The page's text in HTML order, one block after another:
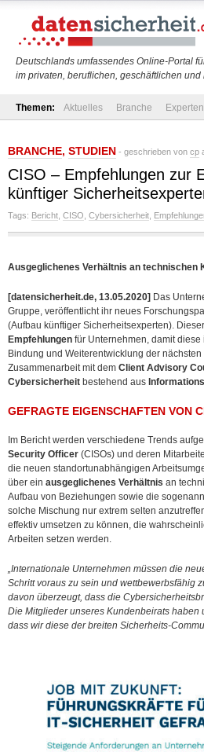
Deutschlands umfassendes Online-Portal
im privaten, beruflichen, geschäftlichen
Themen: Aktuelles Branche Experten
BRANCHE, STUDIEN - geschrieben von cp
CISO – Empfehlungen zur
künftiger
Tags: Bericht CISO Cybersicherheit
Ausgeglichenes Verhältnis an technischen
[datensicherheit.de, 13.05.2020] Das
Gruppe, veröffentlicht ihr neues
(Aufbau künftiger Sicherheitsexperten).
Empfehlungen für Unternehmen, damit
Bindung und Weiterentwicklung der
Zusammenarbeit mit dem Client Advisory
Cybersicherheit bestehend aus
GEFRAGTE EIGENSCHAFTEN VON
Im Bericht werden verschiedene Trends
Security Officer (CISOs) und deren
die neuen standortunabhängigen
über ein ausgeglichenes Verhältnis an
Aufbau von Beziehungen sowie die
solche Mischung nur extrem selten
effektiv umsetzen zu können, die
Arbeiten setzen werden.
„Internationale Unternehmen müssen die
Schritt voraus zu sein und wettbewerbsfähig
davon überzeugt, dass die
Die Mitglieder unseres Kundenbeirats
dass wir diese der breiten Sicherheits-